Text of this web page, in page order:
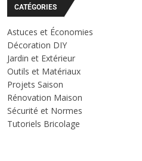
CATÉGORIES
Astuces et Économies
Décoration DIY
Jardin et Extérieur
Outils et Matériaux
Projets Saison
Rénovation Maison
Sécurité et Normes
Tutoriels Bricolage